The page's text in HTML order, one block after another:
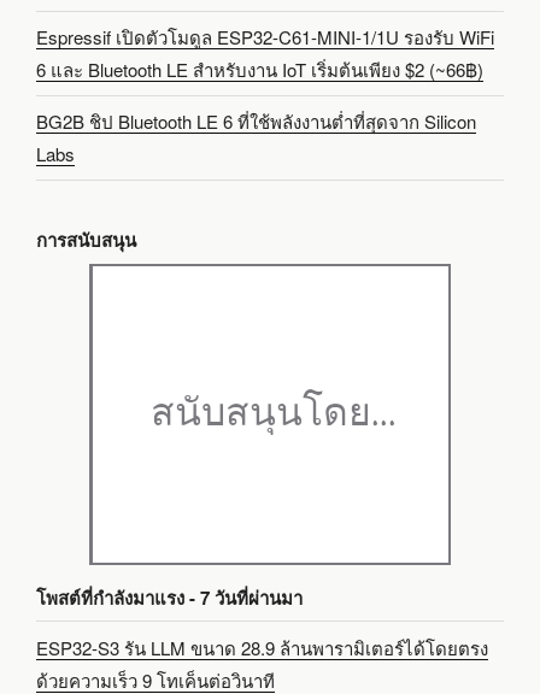
Espressif เปิดตัวโมดูล ESP32-C61-MINI-1/1U รองรับ WiFi
6 และ Bluetooth LE สำหรับงาน IoT เริ่มต้นเพียง $2 (~66฿)
BG2B ชิป Bluetooth LE 6 ที่ใช้พลังงานต่ำที่สุดจาก Silicon
Labs
การสนับสนุน
โพสต์ที่กำลังมาแรง - 7 วันที่ผ่านมา
ESP32-S3 รัน LLM ขนาด 28.9 ล้านพารามิเตอร์ได้โดยตรง
ด้วยความเร็ว 9 โทเค็นต่อวินาที